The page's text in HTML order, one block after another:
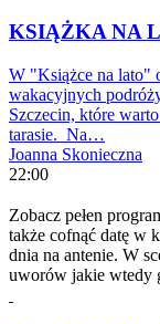
KSIĄŻKA NA
W "Książce na lato"
wakacyjnych
Szczecin, które
tarasie. Na…
Joanna Skonieczna
22:00
Zobacz pełen
także cofnąć datę w
dnia na antenie. W
uworów jakie wtedy